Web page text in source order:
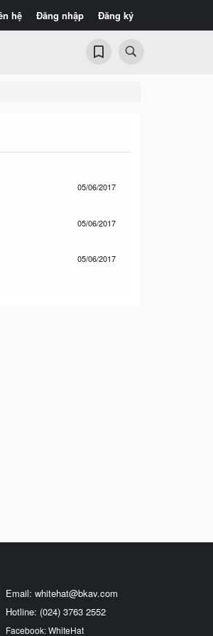
hệ Đăng nhập Đăng ký
05/06/2017
05/06/2017
05/06/2017
Email: whitehat@bkav.com
Hotline: (024) 3763 2552
Facebook: WhiteHat